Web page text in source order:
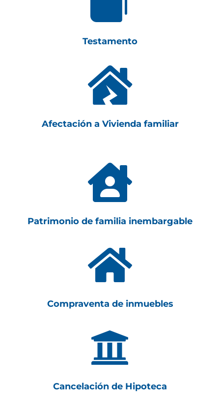
Testamento

Afectación a Vivienda familiar

Patrimonio de familia inembargable

Compraventa de inmuebles

Cancelación de Hipoteca